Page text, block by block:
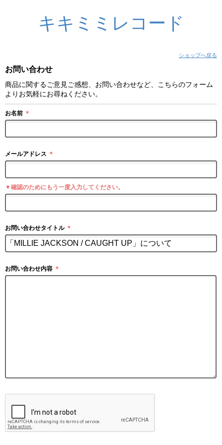
キキミミレコード
ショップへ戻る
お問い合わせ
商品に関するご意見ご感想、お問い合わせなど、こちらのフォーム
よりお気軽にお尋ねください。
お名前 ＊
メールアドレス ＊
▼確認のためにもう一度入力してください。
お問い合わせタイトル ＊
お問い合わせ内容 ＊